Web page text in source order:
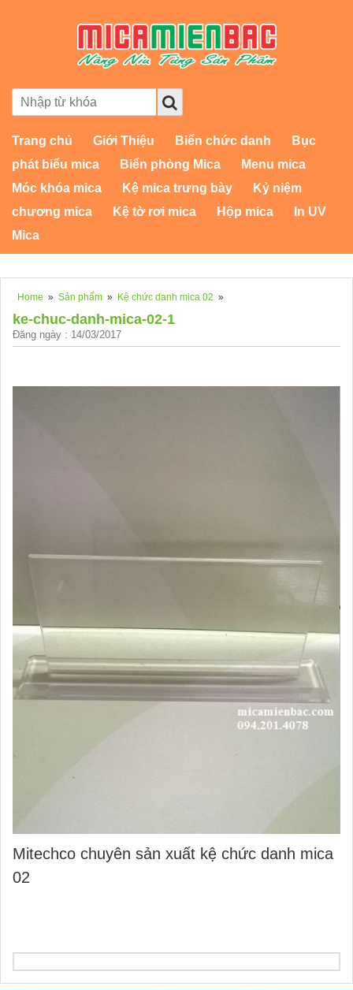
Trang chủ Giới Thiệu Biển chức danh
Bục
phát biểu mica
Biển phòng Mica
Menu mica
Móc khóa mica
Kệ mica trưng bày
Kỷ niệm
chương mica
Kệ tờ rơi mica Hộp mica
In UV
Mica
Home » Sản phẩm » Kệ chức danh mica 02 »
ke-chuc-danh-mica-02-1
Đăng ngày : 14/03/2017
Mitechco chuyên sản xuất kệ chức danh mica
02